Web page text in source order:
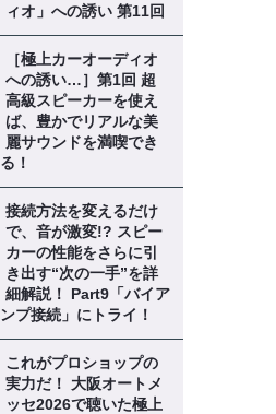
ィオ」への誘い 第11回
［極上カーオーディオ
への誘い…］第1回 超
高級スピーカーを使え
ば、豊かでリアルな美
麗サウンドを満喫でき
る！
接続方法を変えるだけ
で、音が激変!? スピー
カーの性能をさらに引
き出す“次の一手”を詳
細解説！ Part9「バイア
ンプ接続」にトライ！
これがプロショップの
実力だ！ 大阪オートメ
ッセ2026で聴いた極上